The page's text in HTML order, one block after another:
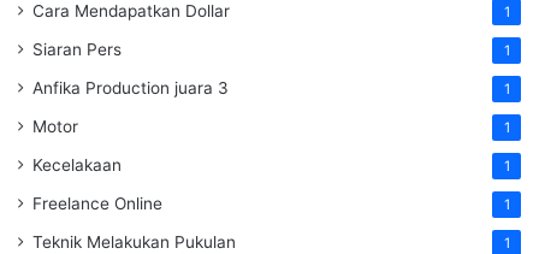
Cara Mendapatkan Dollar 1
Siaran Pers 1
Anfika Production juara 3 1
Motor 1
Kecelakaan 1
Freelance Online 1
Teknik Melakukan Pukulan 1